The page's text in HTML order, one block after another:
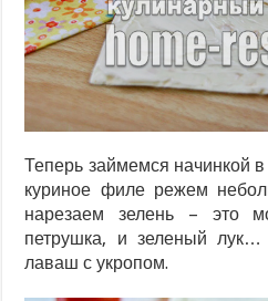
Теперь займемся начинкой
куриное филе режем
нарезаем зелень – это
петрушка, и зеленый
лаваш с укропом.